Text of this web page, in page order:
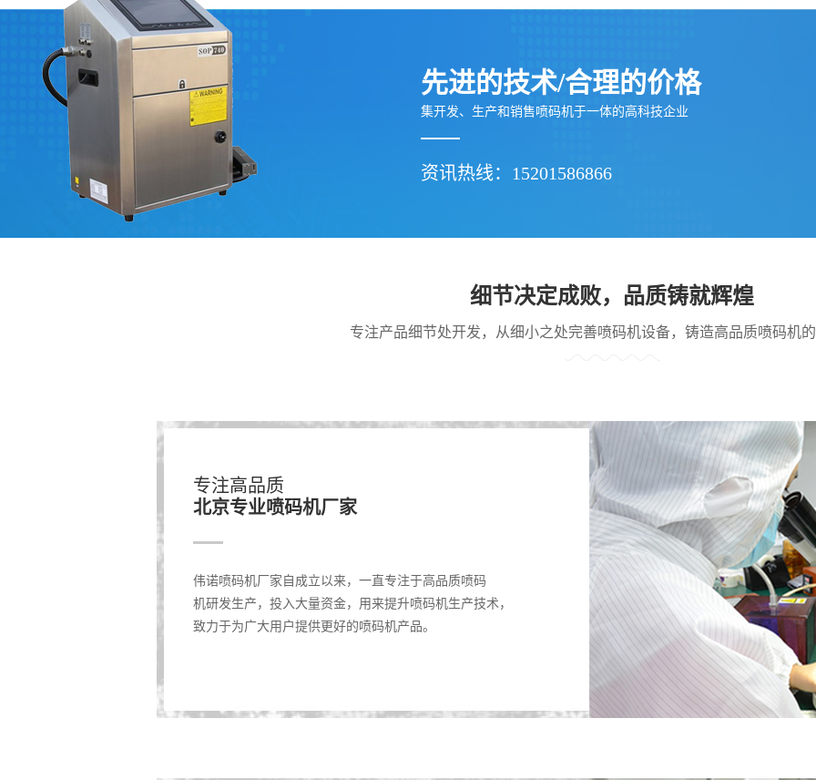
先进的技术/合理的价格
集开发、生产和销售喷码机于一体的高科技企业
资讯热线：15201586866
细节决定成败，品质铸就辉煌
专注产品细节处开发，从细小之处完善喷码机设备，铸造高品质喷码机
专注高品质
北京专业喷码机厂家
伟诺喷码机厂家自成立以来，一直专注于高品质喷码
机研发生产，投入大量资金，用来提升喷码机生产技术，
致力于为广大用户提供更好的喷码机产品。